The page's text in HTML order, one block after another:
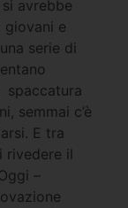
avrebbe
e
serie di
spaccatura
semmai c’è
E tra
rivedere il
–